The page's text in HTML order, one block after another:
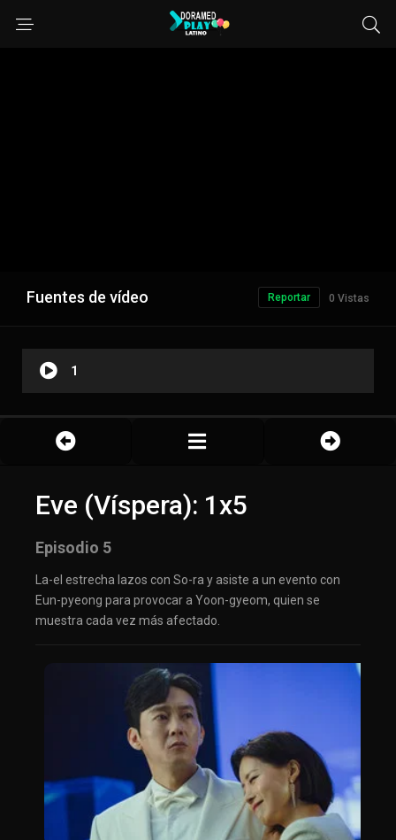
Fuentes de vídeo 0 Vistas
Reportar
1
Eve (Víspera): 1x5
Episodio 5
La-el estrecha lazos con So-ra y asiste a un evento con
Eun-pyeong para provocar a Yoon-gyeom, quien se
muestra cada vez más afectado.